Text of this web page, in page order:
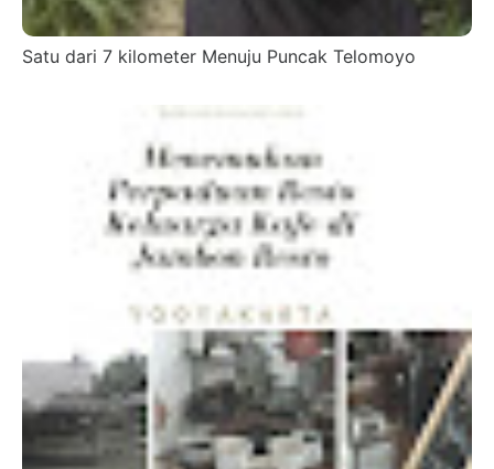
Satu dari 7 kilometer Menuju Puncak Telomoyo